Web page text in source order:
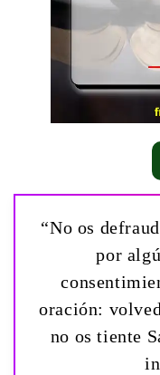
“No os
por
oración:
no os tiente